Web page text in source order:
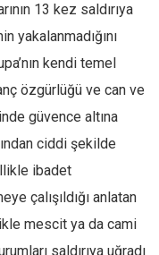
13 kez saldırıya
yakalanmadığını
kendi temel
özgürlüğü ve can ve
güvence altına
ciddi şekilde
ibadet
çalışıldığı anlatan
mescit ya da cami
saldırıya uğradı